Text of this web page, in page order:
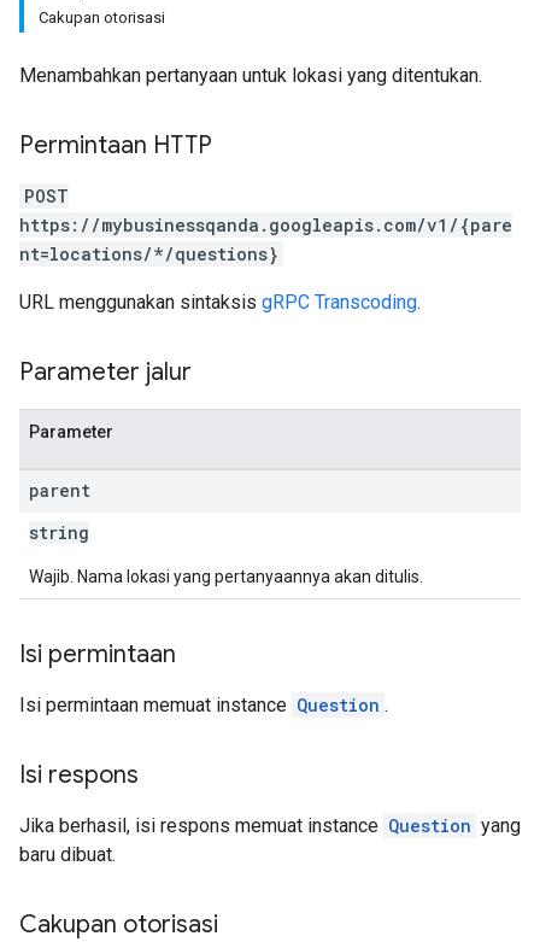
Cakupan otorisasi
Menambahkan pertanyaan untuk lokasi yang ditentukan.
Permintaan HTTP
POST
https://mybusinessqanda.googleapis.com/v1/{pare
nt=locations/*/questions}
URL menggunakan sintaksis gRPC Transcoding.
Parameter jalur
Parameter
parent
string
Wajib. Nama lokasi yang pertanyaannya akan ditulis.
Isi permintaan
Isi permintaan memuat instance Question .
Isi respons
Jika berhasil, isi respons memuat instance Question yang
baru dibuat.
Cakupan otorisasi